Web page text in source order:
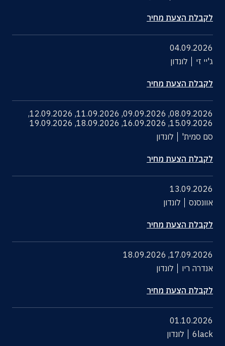
לקבלת הצעת מחיר
04.09.2026
ג'יי זי
לונדון
לקבלת הצעת מחיר
08.09.2026
,
09.09.2026
,
11.09.2026
,
12.09.2026
,
15.09.2026
,
16.09.2026
,
18.09.2026
,
19.09.2026
סם סמית'
לונדון
לקבלת הצעת מחיר
13.09.2026
אוונסנס
לונדון
לקבלת הצעת מחיר
17.09.2026
,
18.09.2026
אנדרה ריו
לונדון
לקבלת הצעת מחיר
01.10.2026
6lack
לונדון